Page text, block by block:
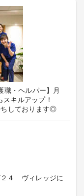
職・ヘルパー】月
キルアップ！
ちしております◎
４ ヴィレッジに